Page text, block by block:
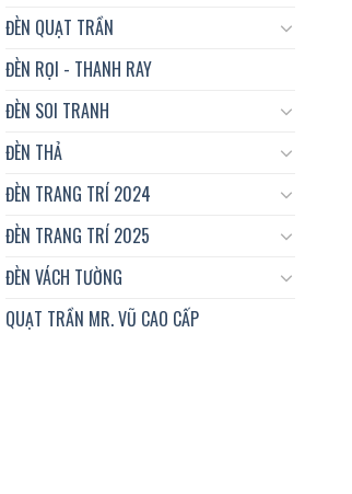
ĐÈN QUẠT TRẦN
ĐÈN RỌI - THANH RAY
ĐÈN SOI TRANH
ĐÈN THẢ
ĐÈN TRANG TRÍ 2024
ĐÈN TRANG TRÍ 2025
ĐÈN VÁCH TƯỜNG
QUẠT TRẦN MR. VŨ CAO CẤP